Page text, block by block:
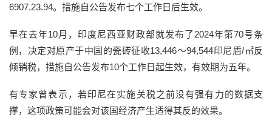
6907.23.94。措施自公告发布七个工作日后生效。
早在去年10月，印度尼西亚财政部就发布了2024年第70号条
例，决定对原产于中国的瓷砖征收13,446～94,544印尼盾/㎡反
倾销税，措施自公告发布10个工作日起生效，有效期为五年。
有专家曾表示，若印尼在实施关税之前没有强有力的数据支
撑，这项政策可能会对该国经济产生适得其反的效果。